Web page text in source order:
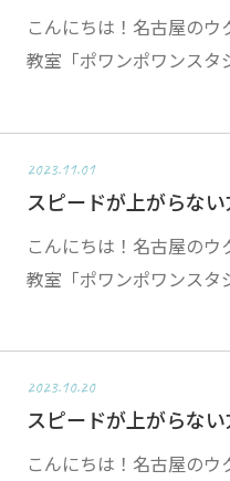
こんにちは！名古屋の
教室「ポワンポワンス
2023.11.01
スピードが上がらな
こんにちは！名古屋の
教室「ポワンポワンス
2023.10.20
スピードが上がらな
こんにちは！名古屋の